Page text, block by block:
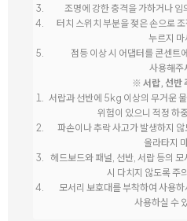
조명에 강한 충격을 가하거나 임
터치 스위치 부분을 젖은 손으로
누르지 마
점등 이상 시 어댑터를 콘센트
사용해주
※ 서랍, 선반
서랍과 선반에 5kg 이상의 무거운
위험이 있으니 적정 하
파손이나 추락 사고가 발생하지
올라타지
헤드보드와 패널, 선반, 서랍 등의
시 다치지 않도록 주
모서리 보호대를 부착하여 사용
사용하실 수